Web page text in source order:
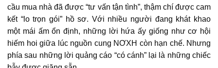
cầu mua nhà đã được “tư vấn tận tình”, thậm chí được cam
kết “lo trọn gói” hồ sơ. Với nhiều người đang khát khao
một mái ấm ổn định, những lời hứa ấy giống như cơ hội
hiếm hoi giữa lúc nguồn cung NƠXH còn hạn chế. Nhưng
phía sau những lời quảng cáo “có cánh” lại là những chiếc